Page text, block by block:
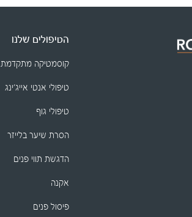
הטיפולים שלנו
קוסמטיקה מתקדמת
טיפולי אנטי אייג׳ינג
טיפולי גוף
הסרת שיער בלייזר
הדגשת תווי פנים
אקנה
פיסול פנים